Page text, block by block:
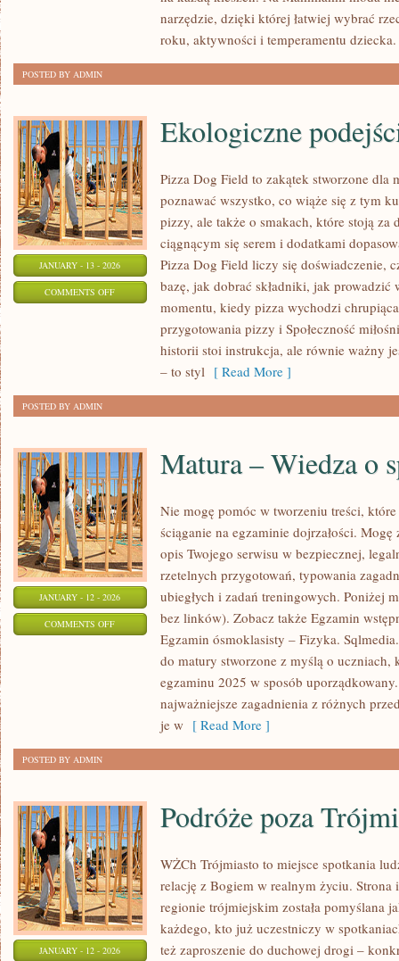
narzędzie, dzięki której łatwiej wybrać
roku, aktywności i temperamentu dziecka.
POSTED BY ADMIN
JANUARY - 13 - 2026
COMMENTS OFFON
EKOLOGICZNE
PODEJŚCIE
Ekologiczne
Pizza Dog Field to zakątek stworzone dla
poznawać wszystko, co wiąże się z tym
pizzy, ale także o smakach, które stoją za
ciągnącym się serem i dodatkami
Pizza Dog Field liczy się doświadczenie,
bazę, jak dobrać składniki, jak
momentu, kiedy pizza wychodzi
przygotowania pizzy i Społeczność
historii stoi instrukcja, ale równie ważny
– to styl [ Read More ]
POSTED BY ADMIN
JANUARY - 12 - 2026
COMMENTS OFFON
SPOŁECZEŃSTWIE
Matura – Wiedza o
Nie mogę pomóc w tworzeniu treści,
ściąganie na egzaminie dojrzałości.
opis Twojego serwisu w bezpiecznej,
rzetelnych przygotowań, typowania
ubiegłych i zadań treningowych. Poniżej
bez linków). Zobacz także Egzamin
Egzamin ósmoklasisty – Fizyka.
do matury stworzone z myślą o uczniach,
egzaminu 2025 w sposób
najważniejsze zagadnienia z różnych
je w [ Read More ]
POSTED BY ADMIN
JANUARY - 12 - 2026
Podróże poza
WŻCh Trójmiasto to miejsce spotkania
relację z Bogiem w realnym życiu. Strona
regionie trójmiejskim została pomyślana
każdego, kto już uczestniczy w
też zaproszenie do duchowej drogi –